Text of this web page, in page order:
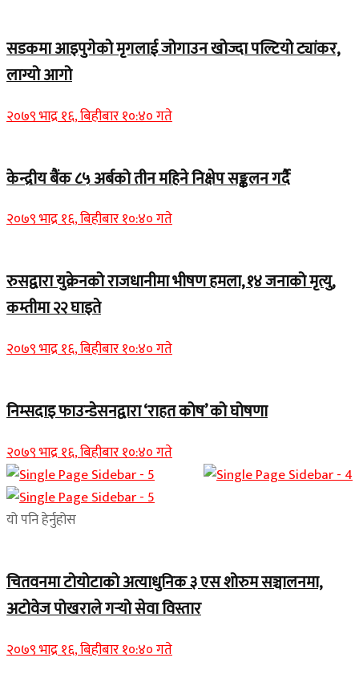
सडकमा आइपुगेको मृगलाई जोगाउन खोज्दा पल्टियो ट्यांकर,
लाग्यो आगो
२०७९ भाद्र १६, बिहीबार १०:४० गते
केन्द्रीय बैंक ८५ अर्बको तीन महिने निक्षेप सङ्कलन गर्दै
२०७९ भाद्र १६, बिहीबार १०:४० गते
रुसद्वारा युक्रेनको राजधानीमा भीषण हमला, १४ जनाको मृत्यु,
कम्तीमा २२ घाइते
२०७९ भाद्र १६, बिहीबार १०:४० गते
निम्सदाइ फाउन्डेसनद्वारा ‘राहत कोष’ को घोषणा
२०७९ भाद्र १६, बिहीबार १०:४० गते
यो पनि हेर्नुहोस
चितवनमा टोयोटाको अत्याधुनिक ३ एस शोरुम सञ्चालनमा,
अटोवेज पोखराले गर्‍यो सेवा विस्तार
२०७९ भाद्र १६, बिहीबार १०:४० गते